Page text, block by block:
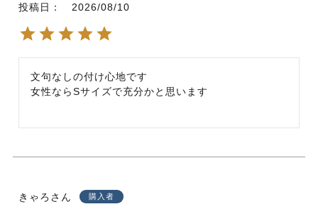
投稿日
2026/08/10
文句なしの付け心地です
女性ならSサイズで充分かと思います
きゃろ 購入者